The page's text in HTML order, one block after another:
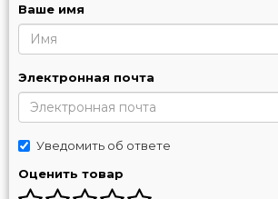
Ваше имя
Электронная почта
Уведомить об ответе
Оценить товар